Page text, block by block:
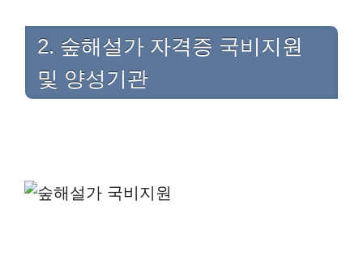
2. 숲해설가 자격증 국비지원
및 양성기관